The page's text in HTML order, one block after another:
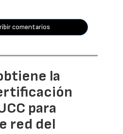
comentarios
la
para
red del